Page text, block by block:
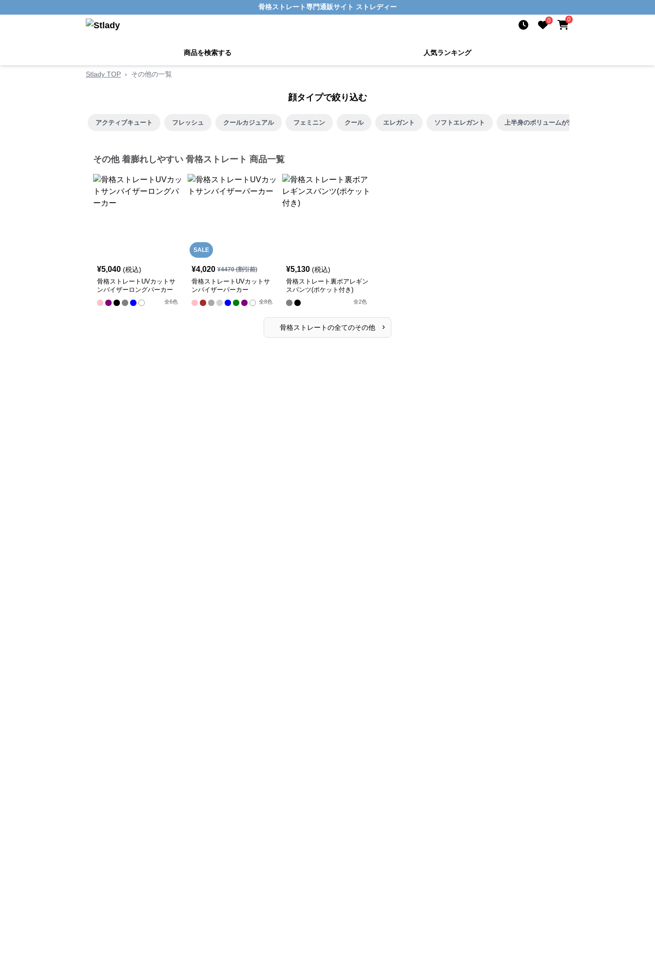
骨格ストレート専門通販サイト ストレディー
0 0
商品を検索する 人気ランキング
Stlady TOP › その他の一覧
顔タイプで絞り込む
アクティブキュート フレッシュ クールカジュアル フェミニン クール エレガント ソフトエレガント 上半身のボリュームが気になる
その他 着膨れしやすい 骨格ストレート 商品一覧
¥5,040 (税込)
骨格ストレートUVカットサ
ンバイザーロングパーカー
全6色
SALE
¥4,020 ¥4470(割引前)
骨格ストレートUVカットサ
ンバイザーパーカー
全8色
¥5,130 (税込)
骨格ストレート裏ボアレギン
スパンツ(ポケット付き)
全2色
骨格ストレートの全てのその他 ›